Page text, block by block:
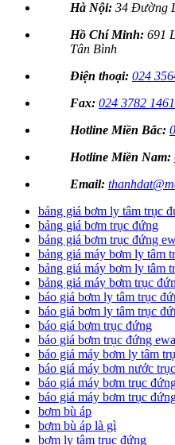
Hà Nội: 34 Đường
Hồ Chí Minh: 691
Tân Bình
Điện thoại: 024
Fax: 024 3782 1461
Hotline Miền Bắc:
Hotline Miền Nam:
Email:
bảng giá bơm ly tâm trục
bảng giá bơm trục đứng
bảng giá bơm trục đứng
bảng giá máy bơm ly tâm
bảng giá máy bơm ly tâm
bảng giá máy bơm trục
báo giá bơm ly tâm trục
báo giá bơm ly tâm trục
báo giá bơm trục đứng
báo giá bơm trục đứng
báo giá máy bơm ly tâm
báo giá máy bơm nước
báo giá máy bơm trục
báo giá máy bơm trục
bơm bù áp
bơm bù áp là gì
bơm ly tâm trục đứng